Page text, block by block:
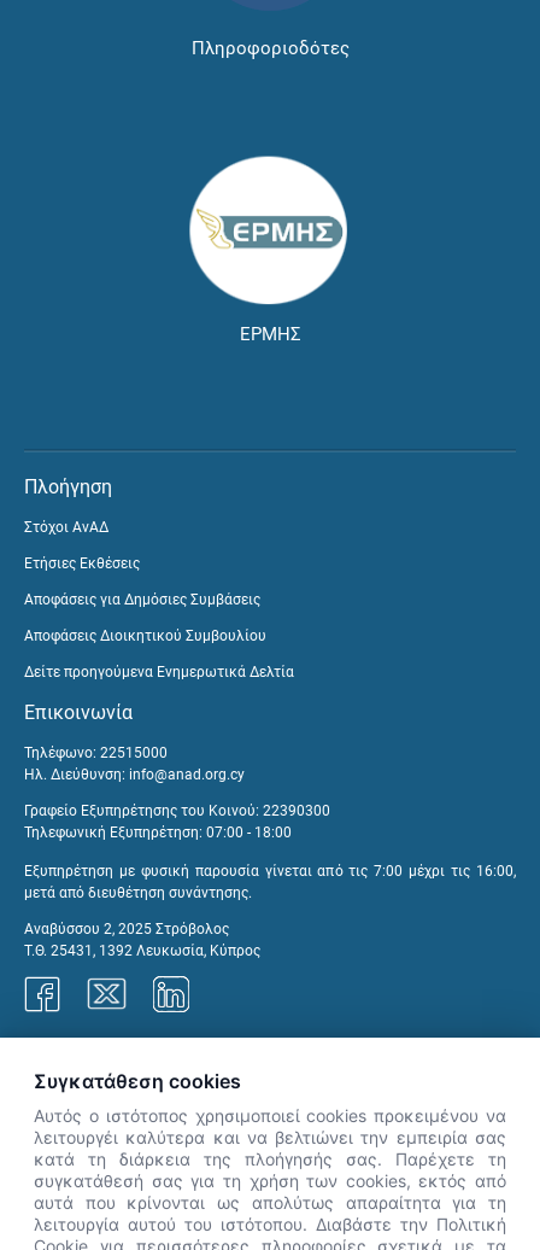
Πληροφοριοδότες
ΕΡΜΗΣ
Πλοήγηση
Στόχοι ΑνΑΔ
Ετήσιες Εκθέσεις
Αποφάσεις για Δημόσιες Συμβάσεις
Αποφάσεις Διοικητικού Συμβουλίου
Δείτε προηγούμενα Ενημερωτικά Δελτία
Επικοινωνία
Τηλέφωνο: 22515000
Ηλ. Διεύθυνση: info@anad.org.cy
Γραφείο Εξυπηρέτησης του Κοινού: 22390300
Τηλεφωνική Εξυπηρέτηση: 07:00 - 18:00
Εξυπηρέτηση με φυσική παρουσία γίνεται από τις 7:00 μέχρι τις 16:00,
μετά από διευθέτηση συνάντησης.
Αναβύσσου 2, 2025 Στρόβολος
Τ.Θ. 25431, 1392 Λευκωσία, Κύπρος
👋 Καλώς ήρθες! Είμαι η Νόησις.
Πες μου πώς μπορώ να σε βοηθήσω
Συγκατάθεση cookies
Αυτός ο ιστότοπος χρησιμοποιεί cookies προκειμένου να
λειτουργέι καλύτερα και να βελτιώνει την εμπειρία σας
κατά τη διάρκεια της πλοήγησής σας. Παρέχετε τη
συγκατάθεσή σας για τη χρήση των cookies, εκτός από
αυτά που κρίνονται ως απολύτως απαραίτητα για τη
λειτουργία αυτού του ιστότοπου. Διαβάστε την Πολιτική
Cookie για περισσότερες πληροφορίες σχετικά με τα